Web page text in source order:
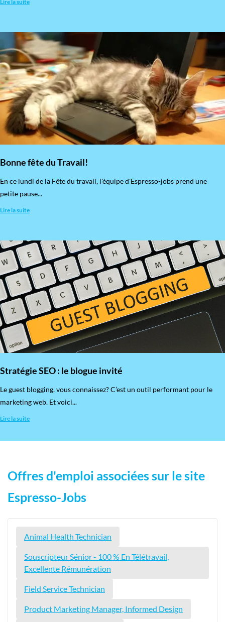
Lire la suite
Bonne fête du Travail!
En ce lundi de la Fête du travail, l'équipe d'Espresso-jobs prend une
petite pause...
Lire la suite
Stratégie SEO : le blogue invité
​Le guest blogging, vous connaissez? C’est un outil performant pour le
marketing web. Et voici...
Lire la suite
Offres d'emploi associées sur le site
Espresso-Jobs
Animal Health Technician
Souscripteur Sénior - 100 % En Télétravail,
Excellente Rémunération
Field Service Technician
Product Marketing Manager, Informed Design